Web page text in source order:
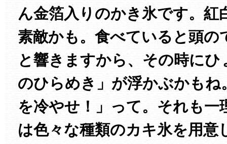
ん金箔入りのかき氷です。紅
素敵かも。食べていると頭の
と響きますから、その時にひ
のひらめき」が浮かぶかもね
を冷やせ！」って。それも一
は色々な種類のカキ氷を用意